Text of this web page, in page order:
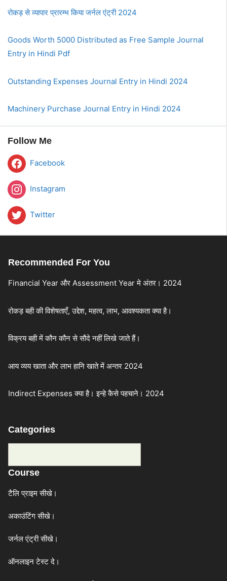
रोकड़ से व्यापार प्रारम्भ किया जर्नल एंट्री 2024
Goods Worth 5000 Distributed as Free Sample Journal
Entry in Hindi Pdf
Outstanding Expenses Journal Entry in Hindi 2024
Machinery Purchase Journal Entry in Hindi 2024
Follow Me
Facebook
Instagram
Twitter
Recommended For You
Financial Year और Assessment Year मे अंतर। 2024
रोकड़ बही की विशेषताएँ, उद्देश, महत्व, लाभ, आवश्यकता क्या है।
विक्रय बही में कौन कौन से सौदे नहीं लिखे जाते हैं।
आय व्यय खाता और लाभ हानि खाते में अन्तर 2024
Indirect Expenses क्या है। इन्हे कैसे पहचाने। 2024
Categories
Course
टैलि प्राइम सीखे।
अकाउंटिंग सीखे।
जर्नल एंट्री सीखे।
ऑनलाइन टेस्ट दे।